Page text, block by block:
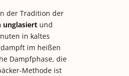
der Tradition der
unglasiertund
in kaltes
im heißen
Dampfphase, die
Methode ist